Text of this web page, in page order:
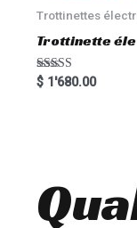
t
f
5
Trottinettes
Trottinette
Rated
5.00
$1'680.00